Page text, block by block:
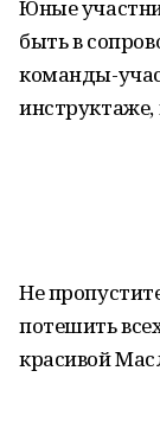
Юные
быть в
команды-
инструктаже,
Не
потешить
красивой